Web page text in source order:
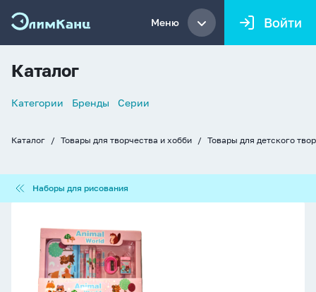
Меню Войти
Каталог
Список
Категории Бренды Серии
Каталог Товары для творчества и хобби Товары для детского
для
рисования
Наборы для рисования
канцелярских
принадлежностей
"Зверята"